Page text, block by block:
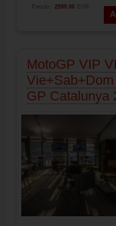
Precio: 2599.00 EUR
MotoGP VIP
GP Catalunya